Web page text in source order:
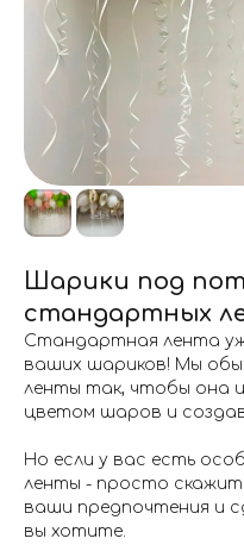
Шарики под
стандартных
Стандартная лента
ваших шариков! Мы
ленты так, чтобы она
цветом шаров и
Но если у вас есть
ленты - просто
ваши предпочтения и
вы хотите.